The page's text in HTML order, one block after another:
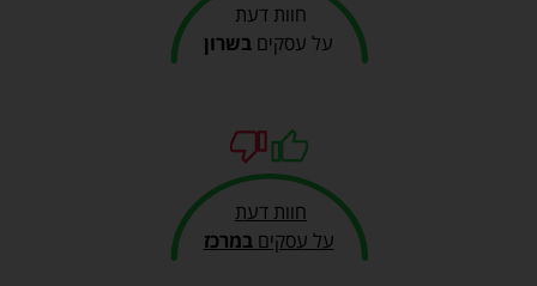
חוות דעת
על עסקים בשרון
חוות דעת
על עסקיםבמרכז